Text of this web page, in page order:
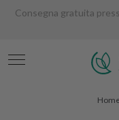
Consegna gratuita